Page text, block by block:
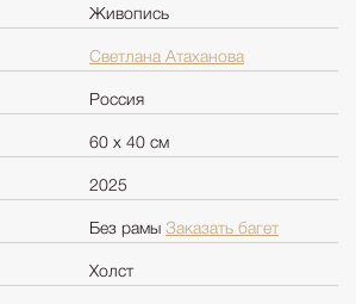
Живопись
Светлана Атаханова
Россия
60 х 40 см
2025
Без рамы Заказать багет
Холст